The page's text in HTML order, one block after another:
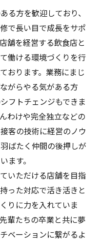
る方を歓迎しており、
で長い目で成長をサポ
舗を経営する飲食店と
働ける環境づくりを行
おります。業務にまじ
がらやる気がある方
フトチェンジもできま
わけや完全独立などの
客の技術に経営のノウ
ばたく仲間の後押しが
ます。
いただける店舗を目指
った対応で活き活きと
りに力を入れていま
輩たちの卒業と共に夢
ベーションに繋がるよ